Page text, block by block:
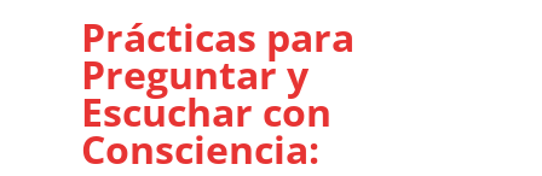
Prácticas para
Preguntar y
Escuchar con
Consciencia: